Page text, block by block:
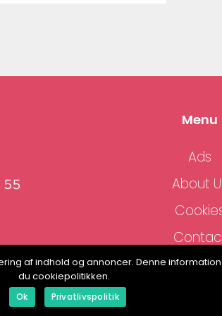
Menu
Ads
About
af indhold og annoncer. Denne
du cookiepolitikken.
Ok Privatlivspolitik